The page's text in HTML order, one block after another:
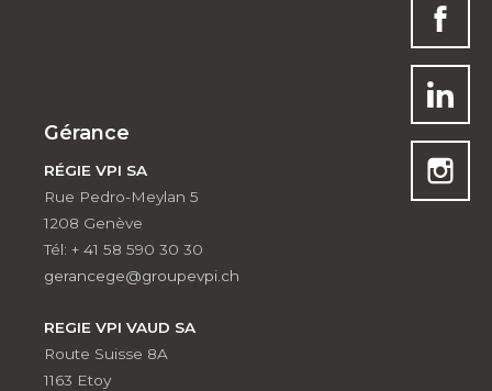
Gérance
RÉGIE VPI SA
Rue Pedro-Meylan 5
1208 Genève
Tél: + 41 58 590 30 30
gerancege@groupevpi.ch
REGIE VPI VAUD SA
Route Suisse 8A
1163 Etoy